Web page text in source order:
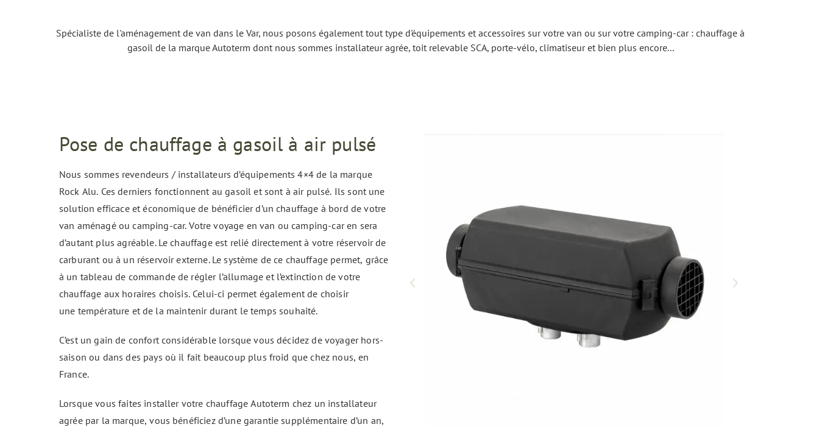
Spécialiste de l'aménagement de van dans le Var, nous posons également tout type d'équipements et accessoires sur votre van ou sur votre camping-car : chauffage à
gasoil de la marque Autoterm dont nous sommes installateur agrée, toit relevable SCA, porte-vélo, climatiseur et bien plus encore...
Pose de chauffage à gasoil à air pulsé
Nous sommes revendeurs / installateurs d’équipements 4×4 de la marque
Rock Alu. Ces derniers fonctionnent au gasoil et sont à air pulsé. Ils sont une
solution efficace et économique de bénéficier d’un chauffage à bord de votre
van aménagé ou camping-car. Votre voyage en van ou camping-car en sera
d’autant plus agréable. Le chauffage est relié directement à votre réservoir de
carburant ou à un réservoir externe. Le système de ce chauffage permet, grâce
à un tableau de commande de régler l’allumage et l’extinction de votre
chauffage aux horaires choisis. Celui-ci permet également de choisir
une température et de la maintenir durant le tempssouhaité.
C’est un gain de confort considérable lorsque vous décidez de voyager hors-
saison ou dans des pays où il fait beaucoup plus froid que chez nous, en
France.
Lorsque vous faites installer votre chauffage Autoterm chez un installateur
agrée par la marque, vous bénéficiez d’une garantie supplémentaire d’un an,